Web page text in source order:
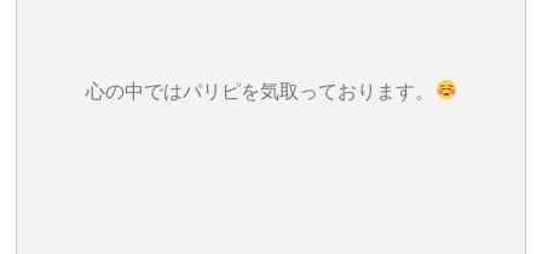
心の中ではパリピを気取っております。